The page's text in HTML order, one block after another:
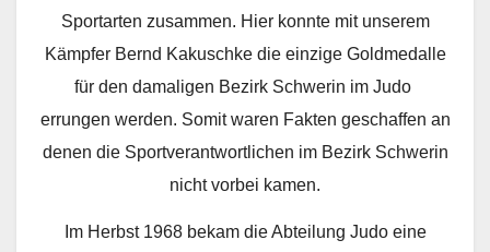
Sportarten zusammen. Hier konnte mit unserem
Kämpfer Bernd Kakuschke die einzige Goldmedalle
für den damaligen Bezirk Schwerin im Judo
errungen werden. Somit waren Fakten geschaffen an
denen die Sportverantwortlichen im Bezirk Schwerin
nicht vorbei kamen.
Im Herbst 1968 bekam die Abteilung Judo eine